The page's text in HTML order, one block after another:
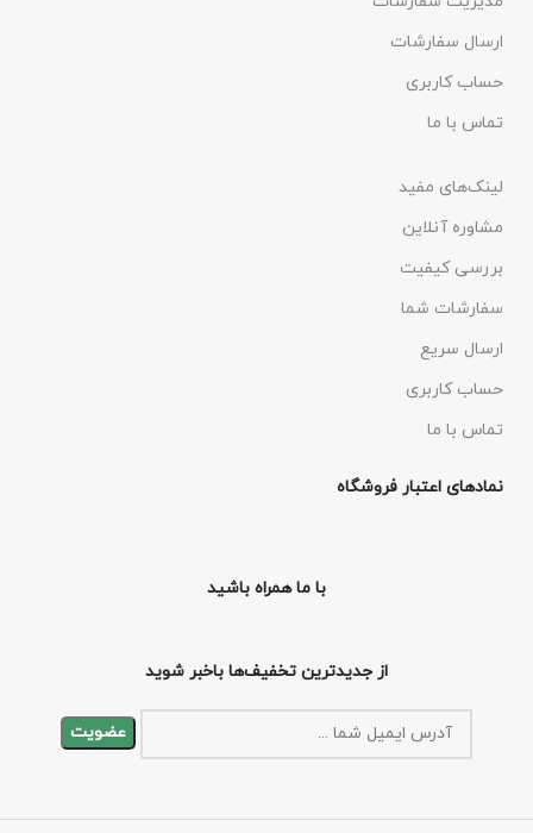
ارسال سفارشات
حساب کاربری
تماس با ما
لینک‌های مفید
مشاوره آنلاین
بررسی کیفیت
سفارشات شما
ارسال سریع
حساب کاربری
تماس با ما
نمادهای اعتبار فروشگاه
با ما همراه باشید
از جدیدترین تخفیف‌ها باخبر شوید